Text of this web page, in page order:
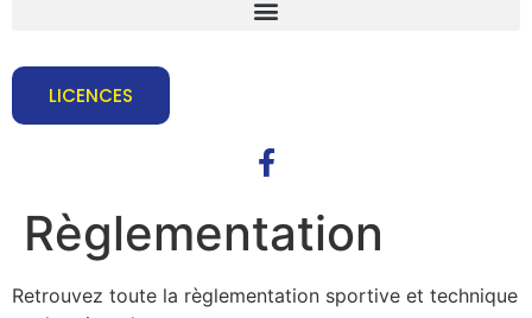
LICENCES
Règlementation
Retrouvez toute la règlementation sportive et technique